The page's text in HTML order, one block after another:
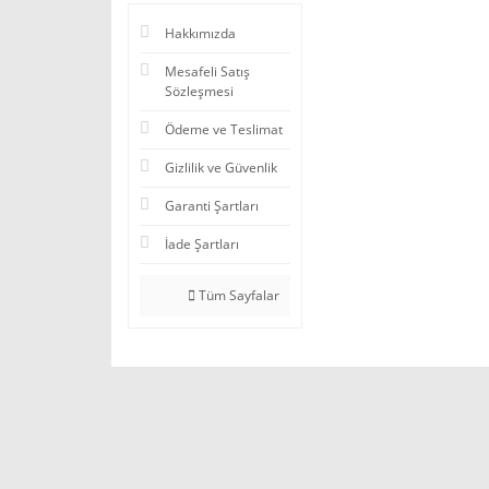
Hakkımızda
Mesafeli Satış
Sözleşmesi
Ödeme ve Teslimat
Gizlilik ve Güvenlik
Garanti Şartları
İade Şartları
Tüm Sayfalar